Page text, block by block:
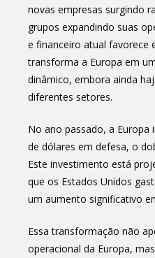
novas empresas surgindo
grupos expandindo suas
e financeiro atual favorece
transforma a Europa em
dinâmico, embora ainda
diferentes setores.
No ano passado, a Europa
de dólares em defesa, o
Este investimento está
que os Estados Unidos
um aumento significativo
Essa transformação não
operacional da Europa,